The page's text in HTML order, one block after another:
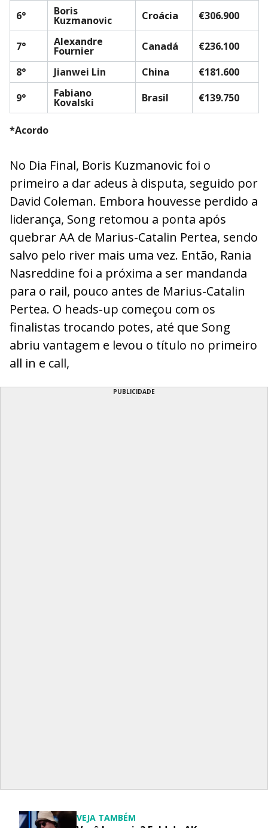
6°
Boris
Kuzmanovic Croácia €306.900
7° Alexandre
Fournier Canadá
€236.100
8°
Jianwei Lin China
€181.600
9°
Fabiano
Kovalski Brasil €139.750
*Acordo
No Dia Final, Boris Kuzmanovic foi o
primeiro a dar adeus à disputa, seguido por
David Coleman. Embora houvesse perdido a
liderança, Song retomou a ponta após
quebrar AA de Marius-Catalin Pertea, sendo
salvo pelo river mais uma vez. Então, Rania
Nasreddine foi a próxima a ser mandanda
para o rail, pouco antes de Marius-Catalin
Pertea. O heads-up começou com os
finalistas trocando potes, até que Song
abriu vantagem e levou o título no primeiro
all in e call,
PUBLICIDADE
VEJA TAMBÉM